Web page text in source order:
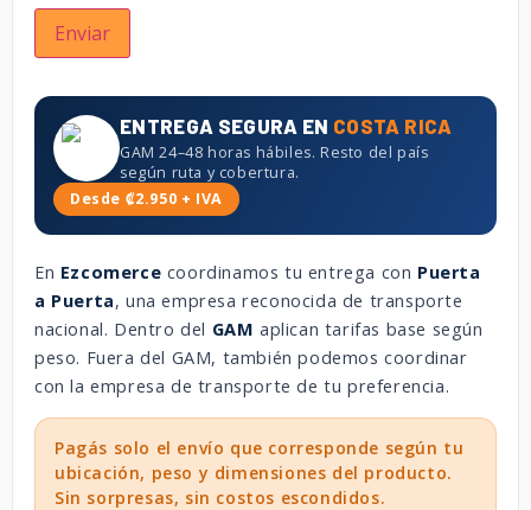
ENTREGA SEGURA EN COSTA RICA
GAM 24–48 horas hábiles. Resto del país
según ruta y cobertura.
Desde ₡2.950 + IVA
En Ezcomerce coordinamos tu entrega con Puerta
a Puerta, una empresa reconocida de transporte
nacional. Dentro del GAM aplican tarifas base según
peso. Fuera del GAM, también podemos coordinar
con la empresa de transporte de tu preferencia.
Pagás solo el envío que corresponde según tu
ubicación, peso y dimensiones del producto.
Sin sorpresas, sin costos escondidos.